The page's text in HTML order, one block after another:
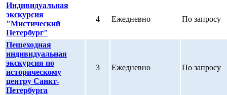
Индивидуальная
экскурсия
"Мистический
Петербург"
4 Ежедневно По запросу
Пешеходная
индивидуальная
экскурсия по
историческому
центру Санкт-
Петербурга
3 Ежедневно По запросу